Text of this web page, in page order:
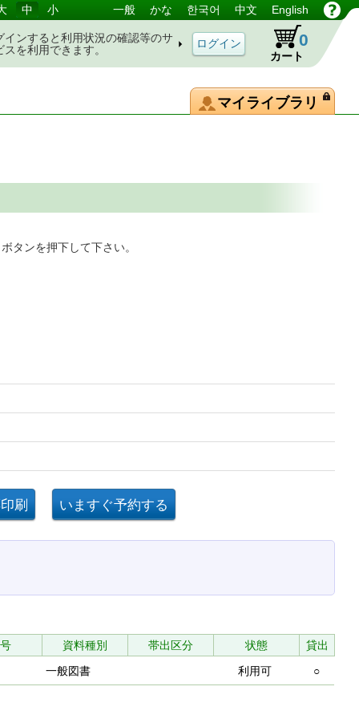
中 小 一般 かな 한국어 中文 English
インすると利用状況の確認等のサ
スを利用できます。
カート
0
マイライブラリ
タンを押下して下さい。
資料種別 帯出区分 状態
貸出
一般図書 利用可 ○